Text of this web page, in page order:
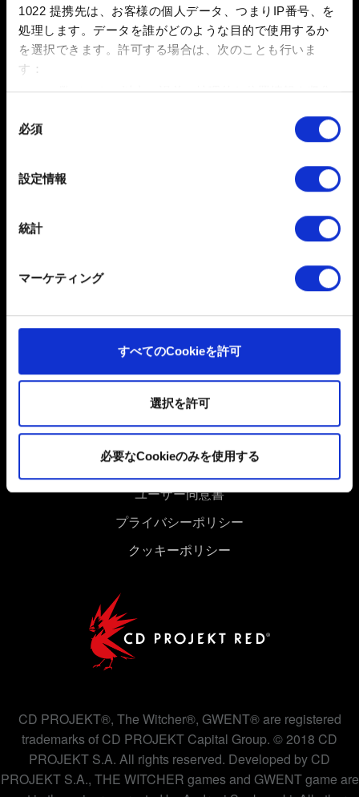
1022 提携先は、お客様の個人データ、つまりIP番号、を
処理します。データを誰がどのような目的で使用するか
を選択できます。 許可する場合は、次のことも行いま
す：
数メートル以内の誤差の地理的な位置情報を収集
特定の特性（フィンガープリント）を積極的にス
詳細セクション
で個人データの処理方法と設定を行って
ください。「Cookie宣言」からいつでも同意を変更また
だくために必要なものです。その他のCookieは、ウェブ
サイトの品質向上のために、オプションとして技術的お
た、ソーシャルメディア上などでお客様が興味を持ちそ
うなコンテンツをお届けするために、一部のCookieをパ
これらのオプションが有効になることはありません。
Cookieの使用およびパフォーマンスの変更点に関する詳
細は、下記の「設定」メニューでご確認ください。
必須
設定情報
統計
マーケティング
すべてのCookieを許可
選択を許可
必要なCookieのみを使用する
「ゲームをロード」 -> セーブデータを選ぶ -> 「移
動…」 -> 戻りたいチャプターを選ぶ。
例：「ライリア」（最初のチャプター）まで戻した場
合、チャプター「ライリア」のはじまりからセーブデー
ソーシャルメディア
ユーザー同意書
プライバシーポリシー
クッキーポリシー
CD PROJEKT®, The Witcher®, GWENT® are registered
trademarks of CD PROJEKT Capital Group. © 2018 CD
PROJEKT S.A. All rights reserved. Developed by CD
PROJEKT S.A., THE WITCHER games and GWENT game are